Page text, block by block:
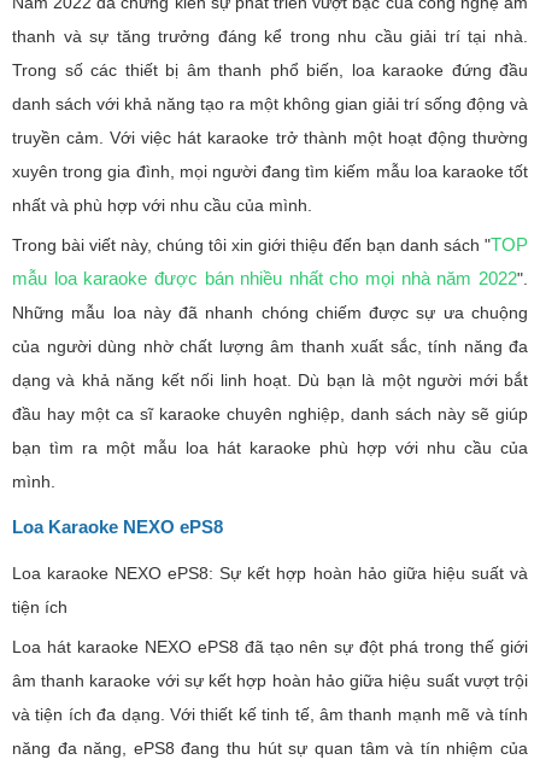
thanh và sự tăng trưởng đáng kể trong nhu cầu giải trí tại nhà.
Trong số các thiết bị âm thanh phổ biến, loa karaoke đứng đầu
danh sách với khả năng tạo ra một không gian giải trí sống động và
truyền cảm. Với việc hát karaoke trở thành một hoạt động thường
xuyên trong gia đình, mọi người đang tìm kiếm mẫu loa karaoke tốt
nhất và phù hợp với nhu cầu của mình.
Trong bài viết này, chúng tôi xin giới thiệu đến bạn danh sách "TOP
mẫu loa karaoke được bán nhiều nhất cho mọi nhà năm 2022".
Những mẫu loa này đã nhanh chóng chiếm được sự ưa chuộng
của người dùng nhờ chất lượng âm thanh xuất sắc, tính năng đa
dạng và khả năng kết nối linh hoạt. Dù bạn là một người mới bắt
đầu hay một ca sĩ karaoke chuyên nghiệp, danh sách này sẽ giúp
bạn tìm ra một mẫu loa hát karaoke phù hợp với nhu cầu của
mình.
Loa Karaoke NEXO ePS8
Loa karaoke NEXO ePS8: Sự kết hợp hoàn hảo giữa hiệu suất và
tiện ích
Loa hát karaoke NEXO ePS8 đã tạo nên sự đột phá trong thế giới
âm thanh karaoke với sự kết hợp hoàn hảo giữa hiệu suất vượt trội
và tiện ích đa dạng. Với thiết kế tinh tế, âm thanh mạnh mẽ và tính
năng đa năng, ePS8 đang thu hút sự quan tâm và tín nhiệm của